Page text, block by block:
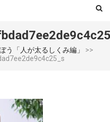
う「人が太るしくみ編」
>>